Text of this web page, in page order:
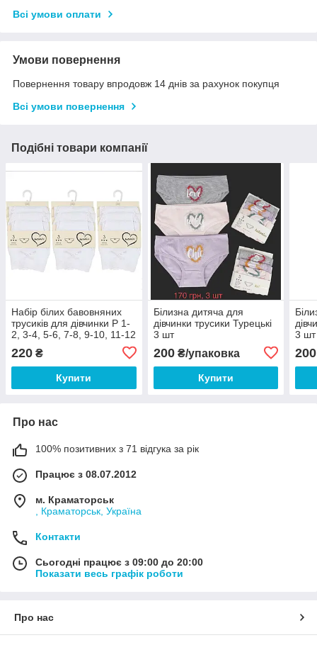
Всі умови оплати
Умови повернення
Повернення товару впродовж 14 днів за рахунок покупця
Всі умови повернення
Подібні товари компанії
Набір білих бавовняних
трусиків для дівчинки Р 1-
2, 3-4, 5-6, 7-8, 9-10, 11-12
220 ₴
Купити
Білизна дитяча для
дівчинки трусики Турецькі
3 шт
200₴/упаковка
Купити
3 шт
200
Про нас
100% позитивних з 71 відгука за рік
Працює з 08.07.2012
м. Краматорськ
, Краматорськ, Україна
Контакти
Сьогодні працює з 09:00 до 20:00
Показати весь графік роботи
Про нас